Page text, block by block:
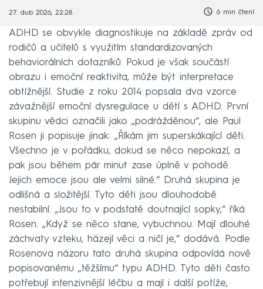
27. dub 2026, 22:28 6 min čtení
ADHD se obvykle diagnostikuje na základě zpráv od
rodičů a učitelů s využitím standardizovaných
behaviorálních dotazníků. Pokud je však součástí
obrazu i emoční reaktivita, může být interpretace
obtížnější. Studie z roku 2014 popsala dva vzorce
závažnější emoční dysregulace u dětí s ADHD. První
skupinu vědci označili jako „podrážděnou“, ale Paul
Rosen ji popisuje jinak: „Říkám jim superskákající děti.
Všechno je v pořádku, dokud se něco nepokazí, a
pak jsou během pár minut zase úplně v pohodě.
Jejich emoce jsou ale velmi silné.“ Druhá skupina je
odlišná a složitější. Tyto děti jsou dlouhodobě
nestabilní. „Jsou to v podstatě doutnající sopky,“ říká
Rosen. „Když se něco stane, vybuchnou. Mají dlouhé
záchvaty vzteku, házejí věci a ničí je,“ dodává. Podle
Rosenova názoru tato druhá skupina odpovídá nově
popisovanému „těžšímu“ typu ADHD. Tyto děti často
potřebují intenzivnější léčbu a mají i další potíže,